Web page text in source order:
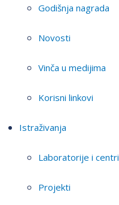
Godišnja nagrada
Novosti
Vinča u medijima
Korisni linkovi
Istraživanja
Laboratorije i centri
Projekti